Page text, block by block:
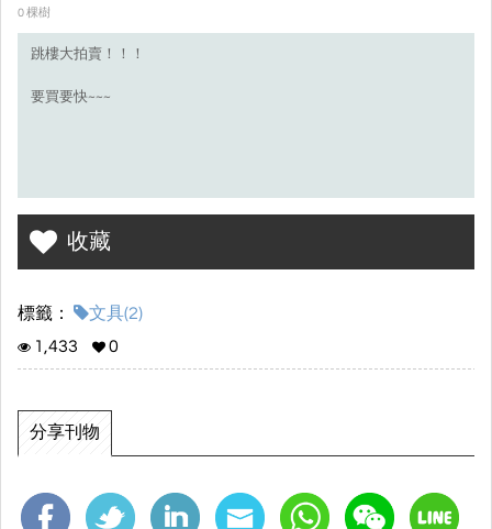
0 棵樹
跳樓大拍賣！！！
要買要快~~~
收藏
標籤：
文具(2)
1,433
0
分享刊物